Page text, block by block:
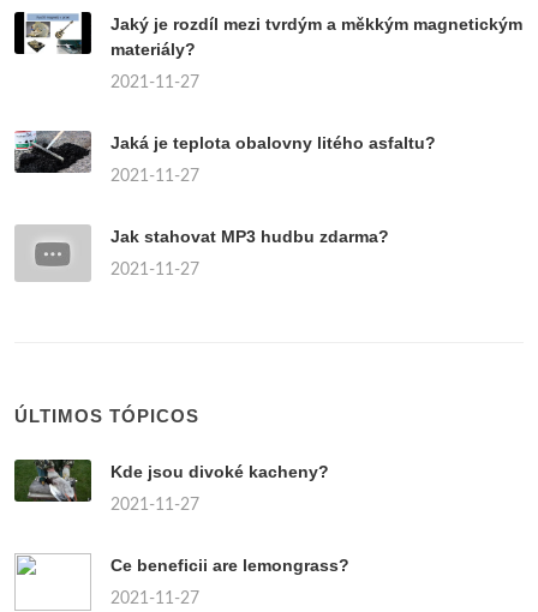
Jaký je rozdíl mezi tvrdým a měkkým magnetickým
materiály?
2021-11-27
Jaká je teplota obalovny litého asfaltu?
2021-11-27
Jak stahovat MP3 hudbu zdarma?
2021-11-27
ÚLTIMOS TÓPICOS
Kde jsou divoké kacheny?
2021-11-27
Ce beneficii are lemongrass?
2021-11-27